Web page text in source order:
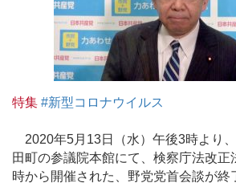
特集 #新型コロナウイルス
2020年5月13日（水）午後3時より
田町の参議院本館にて、検察庁法改正
時から開催された、野党党首会談が終